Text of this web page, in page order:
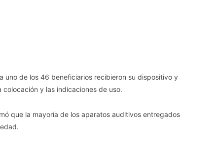
uno de los 46 beneficiarios recibieron su dispositivo y
y las indicaciones de uso.
que la mayoría de los aparatos auditivos entregados